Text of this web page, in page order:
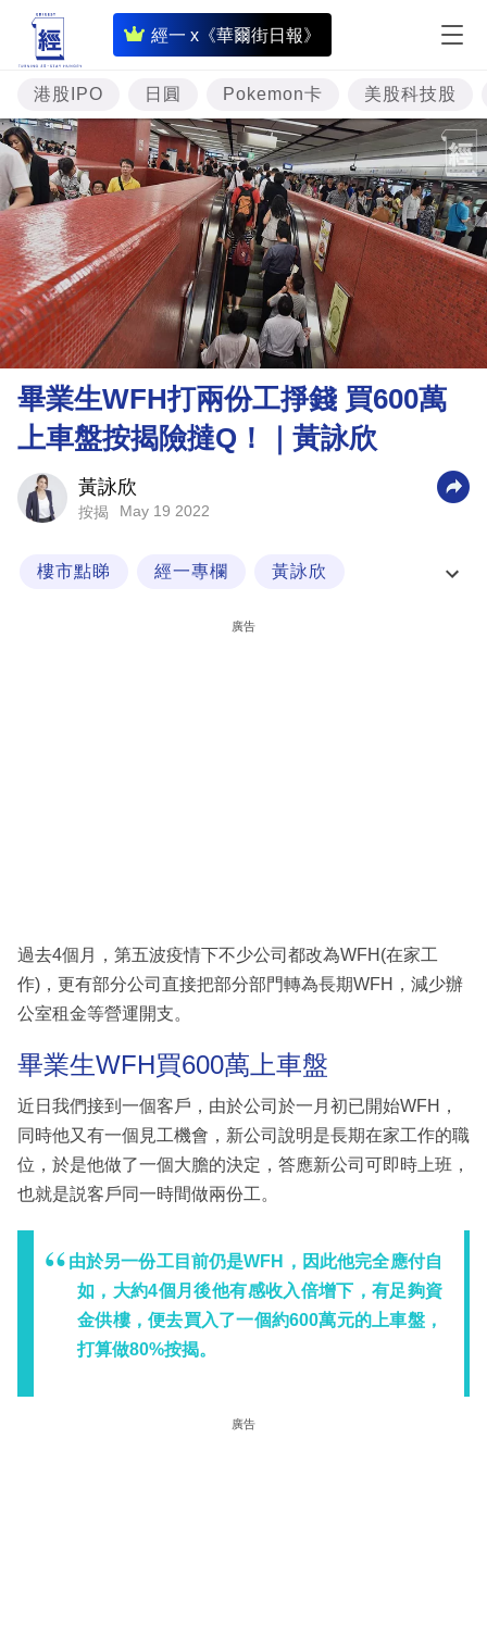
經一 x《華爾街日報》
即
時
財
經
專
題
投
資
樓
理
財
商
科
區
港股IPO 日圓 Pokemon卡 美股科技股
畢業生WFH打兩份工掙錢 買600萬
上車盤按揭險撻Q！｜黃詠欣
黃詠欣
按揭 May 19 2022
樓市點睇 經一專欄 黃詠欣
廣告
過去4個月，第五波疫情下不少公司都改為WFH(在家工
作)，更有部分公司直接把部分部門轉為長期WFH，減少辦
公室租金等營運開支。
畢業生WFH買600萬上車盤
近日我們接到一個客戶，由於公司於一月初已開始WFH，
同時他又有一個見工機會，新公司說明是長期在家工作的職
位，於是他做了一個大膽的決定，答應新公司可即時上班，
也就是説客戶同一時間做兩份工。
由於另一份工目前仍是WFH，因此他完全應付自
如，大約4個月後他有感收入倍增下，有足夠資
金供樓，便去買入了一個約600萬元的上車盤，
打算做80%按揭。
廣告